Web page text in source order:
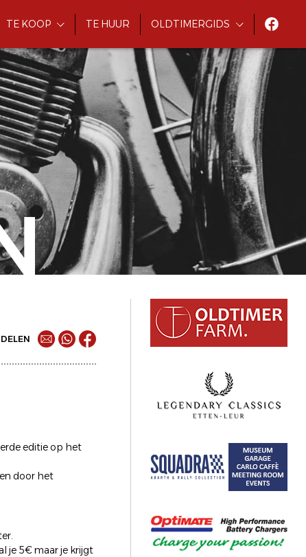
TE KOOP TE HUUR OLDTIMERGIDS
DELEN
editie op het
door het
je 5€ maar je krijgt